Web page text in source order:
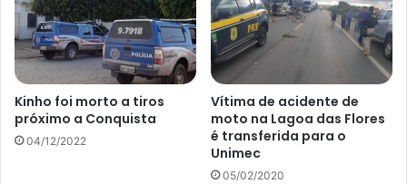
Kinho foi morto a tiros
próximo a Conquista
04/12/2022
Vítima de acidente de
moto na Lagoa das Flores
é transferida para o
Unimec
05/02/2020